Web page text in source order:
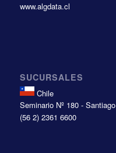
www.algdata.cl
SUCURSALES
Chile
Seminario Nº 180 - Santiago
(56 2) 2361 6600